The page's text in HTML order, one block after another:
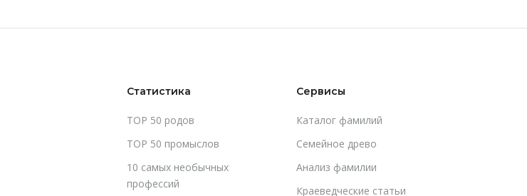
Статистика
TOP 50 родов
TOP 50 промыслов
10 самых необычных
профессий
Сервисы
Каталог фамилий
Cемейное древо
Анализ фамилии
Краеведческие статьи